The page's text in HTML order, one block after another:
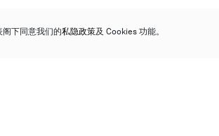
下同意我们的私隐政策及 Cookies 功能。